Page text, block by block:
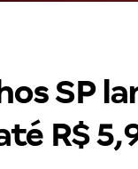
SP
R$